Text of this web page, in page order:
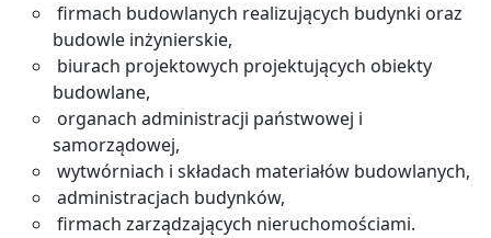
firmach budowlanych realizujących budynki oraz
budowle inżynierskie,
biurach projektowych projektujących obiekty
budowlane,
organach administracji państwowej i
samorządowej,
wytwórniach i składach materiałów budowlanych,
administracjach budynków,
firmach zarządzających nieruchomościami.